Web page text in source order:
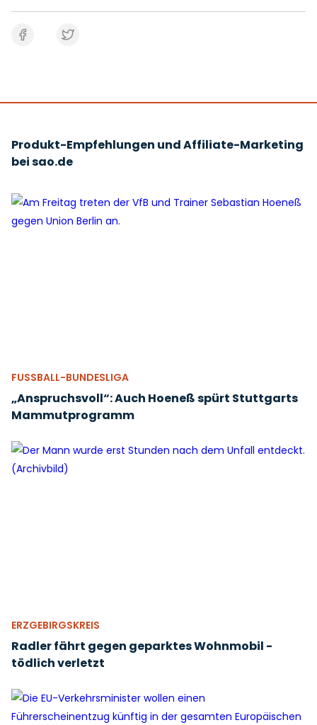
Produkt-Empfehlungen und Affiliate-Marketing
bei sao.de
FUSSBALL-BUNDESLIGA
„Anspruchsvoll“: Auch Hoeneß spürt Stuttgarts
Mammutprogramm
ERZGEBIRGSKREIS
Radler fährt gegen geparktes Wohnmobil -
tödlich verletzt